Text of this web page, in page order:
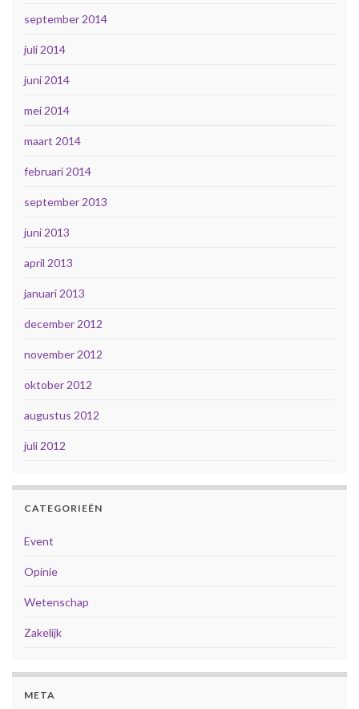
september 2014
juli 2014
juni 2014
mei 2014
maart 2014
februari 2014
september 2013
juni 2013
april 2013
januari 2013
december 2012
november 2012
oktober 2012
augustus 2012
juli 2012
CATEGORIEËN
Event
Opinie
Wetenschap
Zakelijk
META